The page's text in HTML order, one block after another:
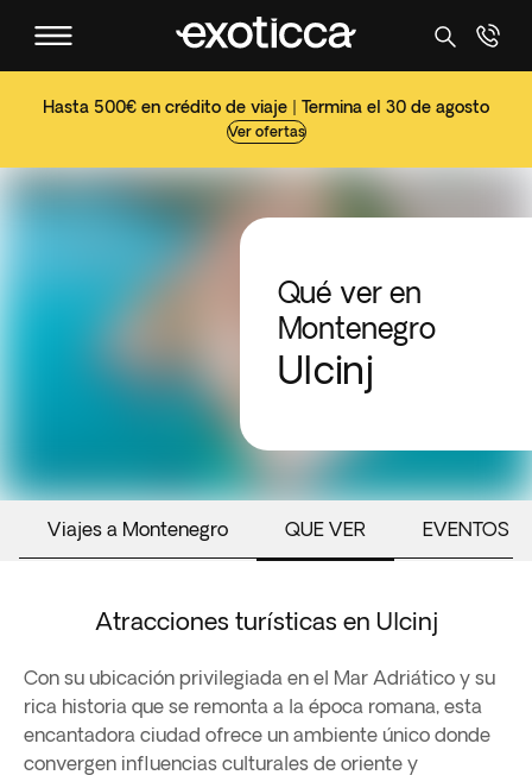
Hasta 500€ en crédito de viaje | Termina el 30 de agosto
Ver ofertas
Qué ver en
Montenegro
Ulcinj
Viajes a Montenegro QUE VER EVENTOS
Atracciones turísticas en Ulcinj
Con su ubicación privilegiada en el Mar Adriático y su
rica historia que se remonta a la época romana, esta
encantadora ciudad ofrece un ambiente único donde
convergen influencias culturales de oriente y